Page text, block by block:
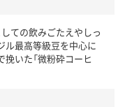
品詳細「
」で確認できます。
ての飲みごたえやしっ
最高等級豆を中心に
いた「微粉砕コーヒ